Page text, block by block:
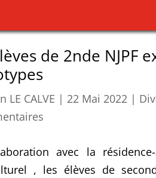
de 2nde NJPF
LE CALVE | 22 Mai 2022 |
avec la
, les élèves de